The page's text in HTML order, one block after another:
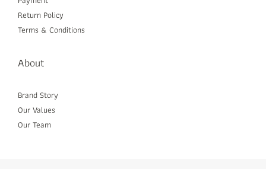
Return Policy
Terms & Conditions
About
Brand Story
Our Values
Our Team